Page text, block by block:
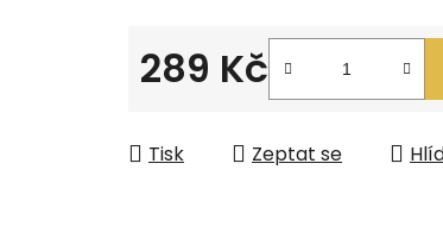
289 Kč
Tisk Zeptat se